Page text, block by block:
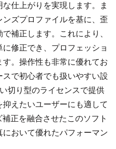
仕上がりを実現します。ま
ズプロファイルを基に、歪
補正します。これにより、
修正でき、プロフェッショ
。操作性も非常に優れてお
で初心者でも扱いやすい設
切り型のライセンスで提供
えたいユーザーにも適して
正を融合させたこのソフト
おいて優れたパフォーマン